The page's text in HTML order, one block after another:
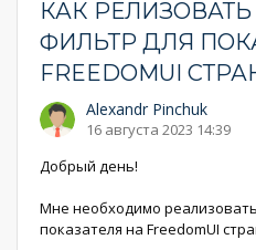
КАК
ФИЛЬТР ДЛЯ
FREEDOMUI
Alexandr Pinchuk
16 августа 2023 14:39
Добрый день!
Мне необходимо
показателя на FreedomUI